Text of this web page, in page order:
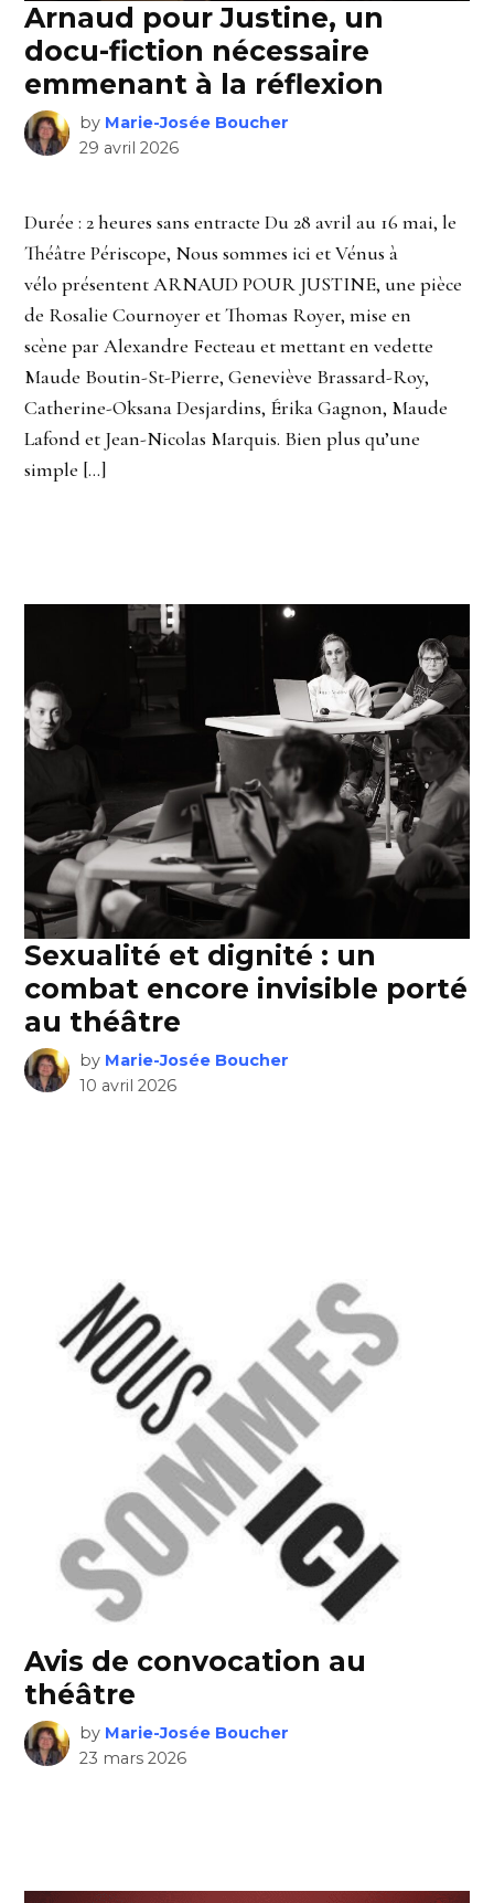
Arnaud pour Justine, un
docu-fiction nécessaire
emmenant à la réflexion
by Marie-Josée Boucher
29 avril 2026
Durée : 2 heures sans entracte Du 28 avril au 16 mai, le
Théâtre Périscope, Nous sommes ici et Vénus à
vélo présentent ARNAUD POUR JUSTINE, une pièce
de Rosalie Cournoyer et Thomas Royer, mise en
scène par Alexandre Fecteau et mettant en vedette
Maude Boutin-St-Pierre, Geneviève Brassard-Roy,
Catherine-Oksana Desjardins, Érika Gagnon, Maude
Lafond et Jean-Nicolas Marquis. Bien plus qu’une
simple […]
Sexualité et dignité : un
combat encore invisible porté
au théâtre
by Marie-Josée Boucher
10 avril 2026
Avis de convocation au
théâtre
by Marie-Josée Boucher
23 mars 2026